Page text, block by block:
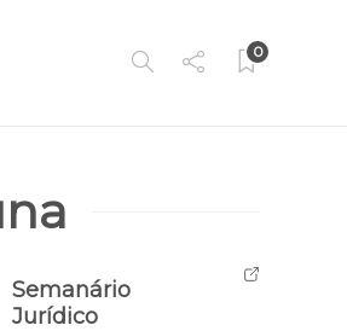
0
Semanário
Jurídico